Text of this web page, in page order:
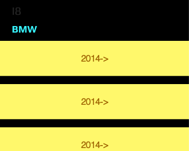
I8
BMW
2014->
2014->
2014->